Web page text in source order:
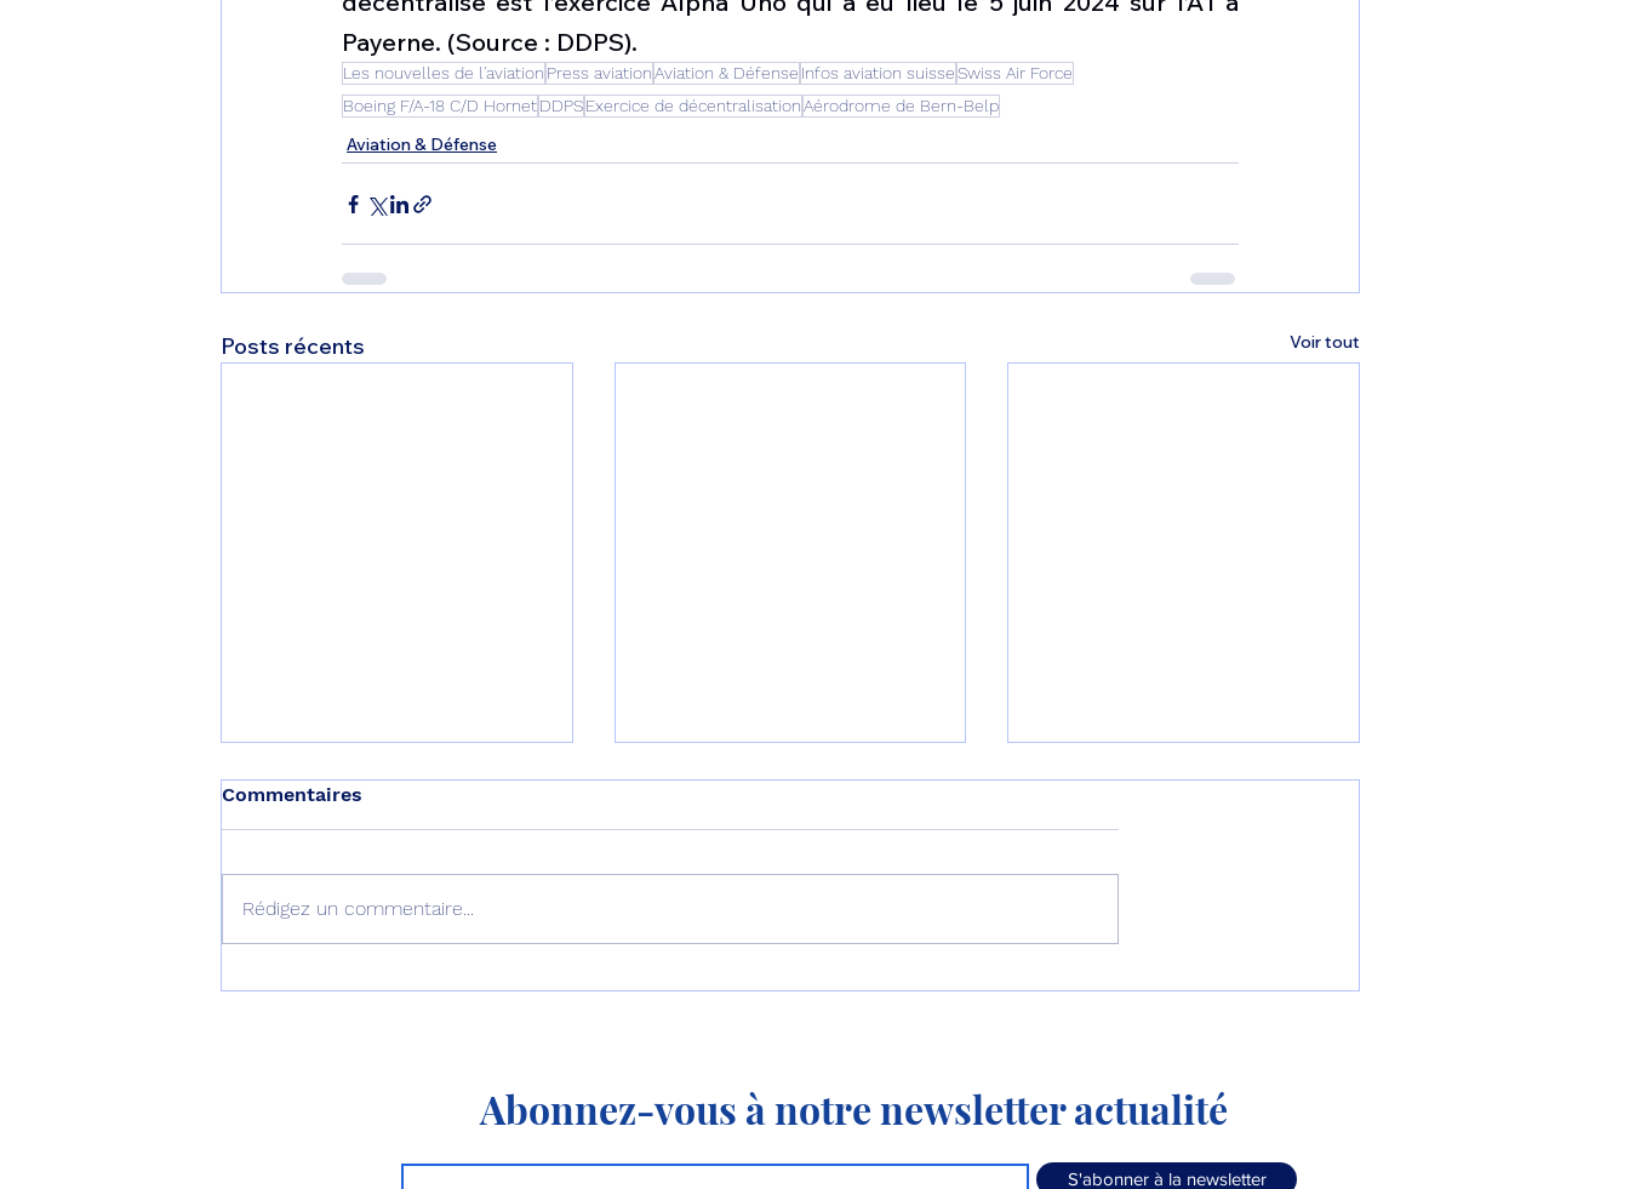
Payerne. (Source : DDPS).
Les nouvelles de l'aviation Press aviationAviation & Défense Infos aviation suisseSwiss Air Force
Boeing F/A-18 C/D HornetDDPSExercice de décentralisationAérodrome de Bern-Belp
Aviation & Défense
Posts récents Voir tout
Commentaires
Rédigez un commentaire...
Abonnez-vous à notre newsletter actualité
S'abonner à la newsletter